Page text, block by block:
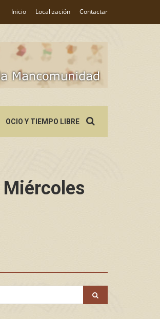
Inicio Localización Contactar
OCIO Y TIEMPO LIBREfor:
Miércoles